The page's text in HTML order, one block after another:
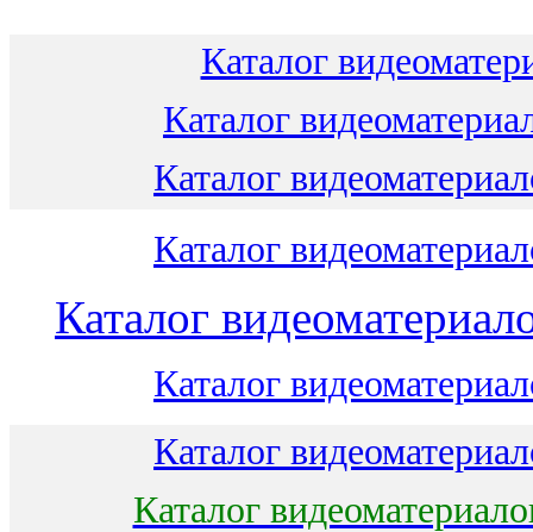
Каталог
Каталог
Каталог
Каталог
Каталог
Каталог
Каталог
Каталог